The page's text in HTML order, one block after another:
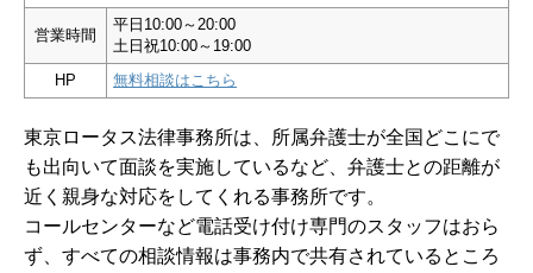
営業時間
平日10:00～20:00
土日祝10:00～19:00
HP
無料相談はこちら
東京ロータス法律事務所は、所属弁護士が全国どこにで
も出向いて面談を実施しているなど、弁護士との距離が
近く親身な対応をしてくれる事務所です。
コールセンターなど電話受け付け専門のスタッフはおら
ず、すべての相談情報は事務内で共有されているところ